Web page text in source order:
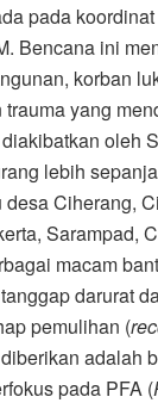
pada
Bencana ini
korban
yang
oleh
lebih
Ciherang,
Sarampad,
macam
darurat
pemulihan (
adalah
pada PFA (